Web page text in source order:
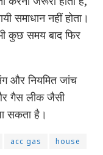
समाधान नहीं होता।
कुछ समय बाद फिर
और नियमित जांच
गैस लीक जैसी
सकता है।
acc gas
house